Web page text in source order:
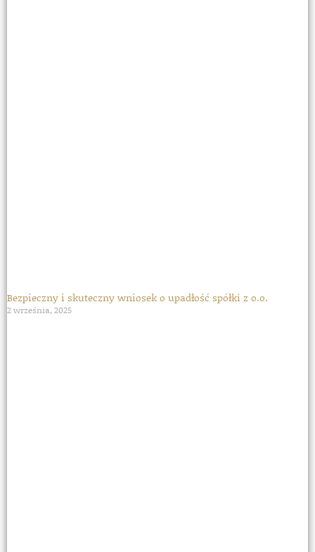
Bezpieczny i skuteczny wniosek o upadłość spółki z o.o.
2 września, 2025